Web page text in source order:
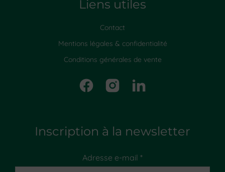
Liens utiles
Contact
Mentions légales & confidentialité
Conditions générales de vente
Inscription à la newsletter
Adresse e-mail *